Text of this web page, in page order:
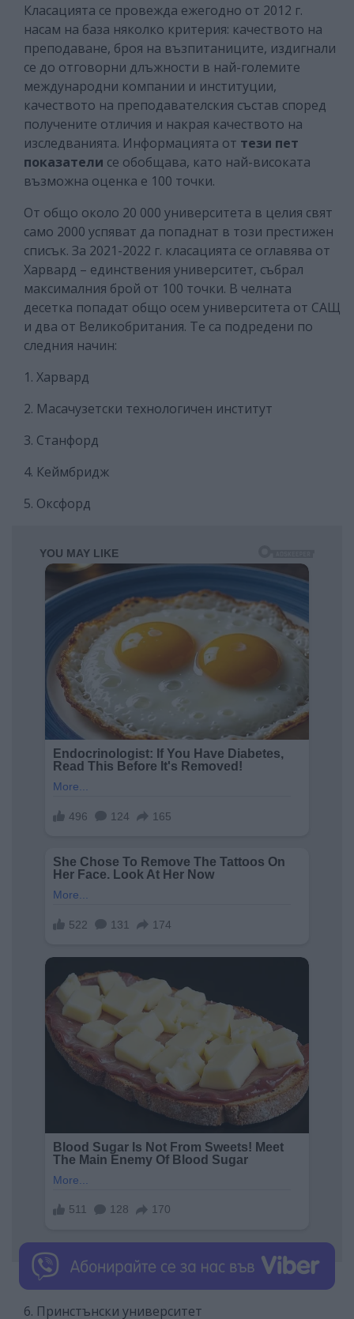
Класацията се провежда ежегодно от 2012 г.
насам на база няколко критерия: качеството на
преподаване, броя на възпитаниците, издигнали
се до отговорни длъжности в най-големите
международни компании и институции,
качеството на преподавателския състав според
получените отличия и накрая качеството на
изследванията. Информацията от тези пет
показатели се обобщава, като най-високата
възможна оценка е 100 точки.
От общо около 20 000 университета в целия свят
само 2000 успяват да попаднат в този престижен
списък. За 2021-2022 г. класацията се оглавява от
Харвард – единствения университет, събрал
максималния брой от 100 точки. В челната
десетка попадат общо осем университета от САЩ
и два от Великобритания. Те са подредени по
следния начин:
1. Харвард
2. Масачузетски технологичен институт
3. Станфорд
4. Кеймбридж
5. Оксфорд
6. Принстънски университет